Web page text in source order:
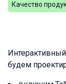
Качество
будем